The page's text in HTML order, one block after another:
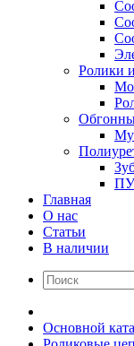
Ролики
ПУ
Главная
О нас
Статьи
В наличии
Основной